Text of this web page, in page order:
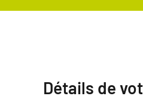
Détails de